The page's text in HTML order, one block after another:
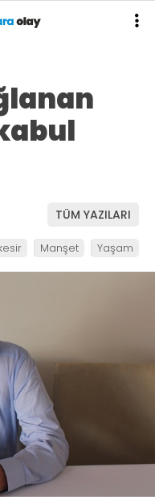
TÜM YAZILARI
Manşet Yaşam